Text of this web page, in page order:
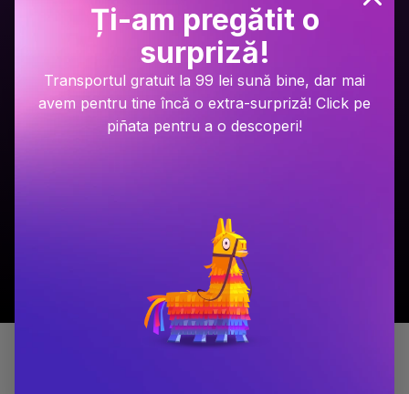
Ariel Lawhon
Râul Înghețat
Dan Brown
Secretul secretelor
Ți-am pregătit o
surpriză!
Transportul gratuit la 99 lei sună bine, dar mai
avem pentru tine încă o extra-surpriză! Click pe
piñata pentru a o descoperi!